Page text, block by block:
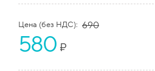
Цена (без НДС): 690
580 ₽